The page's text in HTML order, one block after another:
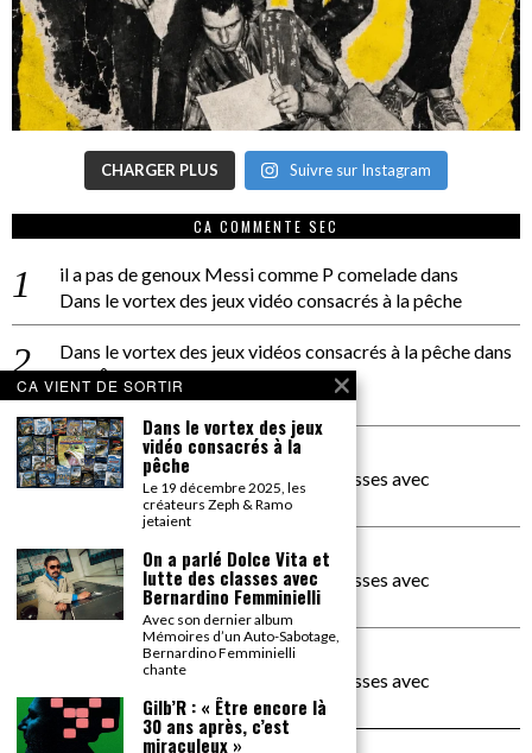
CHARGER PLUS Suivre sur Instagram
CA COMMENTE SEC
il a pas de genoux Messi comme P comeladedans
Dans le vortex des jeux vidéo consacrés à la pêche
Dans le vortex des jeux vidéos consacrés à la pêchedans
PACÔME THIELLEMENT
La séance d’Hip Gnose
La Patrie
dans
On a parlé Dolce Vita et lutte des classes avec
Bernardino Femminielli
carte noire negra à l'o tiededans
On a parlé Dolce Vita et lutte des classes avec
Bernardino Femminielli
moise et son mascarédans
On a parlé Dolce Vita et lutte des classes avec
Bernardino Femminielli
CA VIENT DE SORTIR
Dans le vortex des jeux
vidéo consacrés à la
pêche
Le 19 décembre 2025, les
créateurs Zeph & Ramo
jetaient
On a parlé Dolce Vita et
lutte des classes avec
Bernardino Femminielli
Avec son dernier album
Mémoires d’un Auto-Sabotage,
Bernardino Femminielli
chante
Gilb’R : « Être encore là
30 ans après, c’est
miraculeux »